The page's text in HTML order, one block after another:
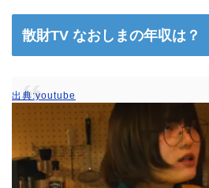
散財TV なおしまの年収は？
出典:youtube